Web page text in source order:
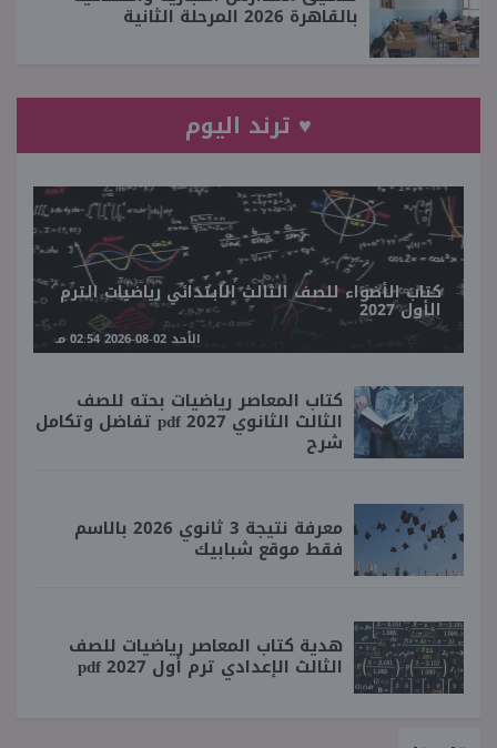
بالقاهرة 2026 المرحلة الثانية
♥ ترند اليوم
كتاب الأضواء للصف الثالث الابتدائي رياضيات الترم
الأول 2027
الأحد 02-08-2026 02:54 مـ
كتاب المعاصر رياضيات بحته للصف
الثالث الثانوي 2027 pdf تفاضل وتكامل
شرح
معرفة نتيجة 3 ثانوي 2026 بالاسم
فقط موقع شبابيك
هدية كتاب المعاصر رياضيات للصف
الثالث الإعدادي ترم أول 2027 pdf